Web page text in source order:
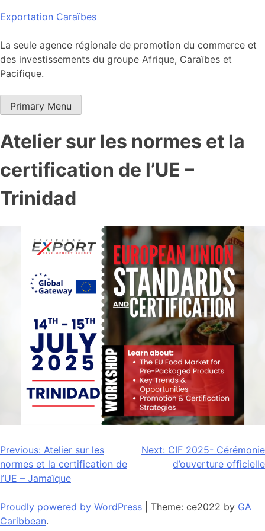
Skip
content
Exportation Caraïbes
La seule agence régionale de promotion du commerce et
des investissements du groupe Afrique, Caraïbes et
Pacifique.
Primary Menu
Atelier sur les normes et la
certification de l’UE –
Trinidad
Navigation
de
Previous: Atelier sur les
normes et la certification de
l’UE – Jamaïque
Next: CIF 2025- Cérémonie
d’ouverture officielle
Proudly powered by WordPress Theme: ce2022 by GA
Caribbean.